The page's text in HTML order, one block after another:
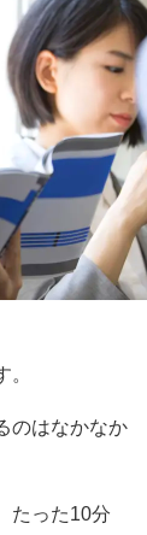
のはなかなか
たった10分